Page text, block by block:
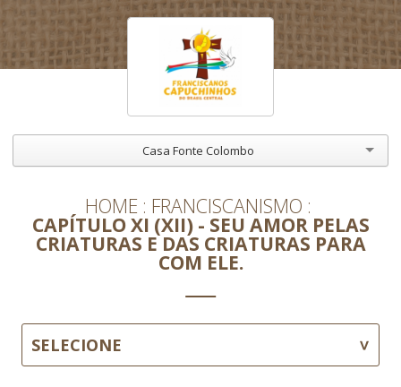
Casa Fonte Colombo
HOME FRANCISCANISMO
CAPÍTULO XI (XII) - SEU AMOR PELAS
CRIATURAS E DAS CRIATURAS PARA
COM ELE.
SELECIONE